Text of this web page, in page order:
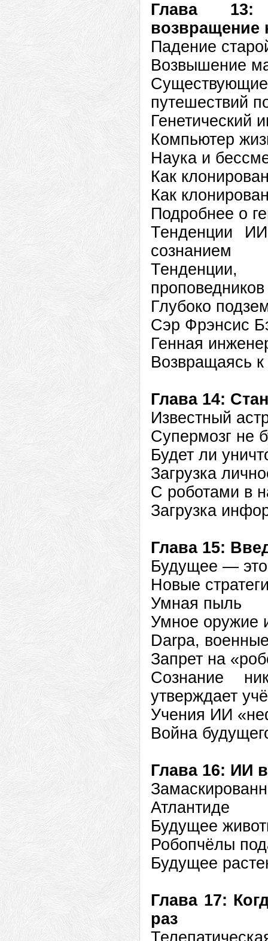
Глава 13:
возвращение
Падение
Возвышение
путешествий
Генетический
Компьютер
Наука и
Как
Как
Подробнее о
Тенденции
сознанием
Глубоко
Сэр Фрэнсис
Генная
Возвращаясь к
Глава 14:
Известный
Супермозг не
Будет ли
Загрузка
С роботами в
Загрузка
Глава 15:
Будущее —
Новые
Умная пыль
Умное оружие
Darpa,
Запрет на
Сознание
утверждает
Учения ИИ
Война
Глава 16: ИИ
Атлантиде
Будущее
Робопчёлы
Будущее
Глава 17:
раз